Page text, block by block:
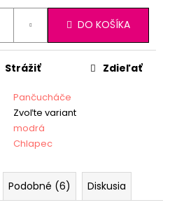
DO KOŠÍKA
Pančucháče
Zvoľte variant
modrá
Chlapec
Strážiť Zdieľať
Podobné (6) Diskusia